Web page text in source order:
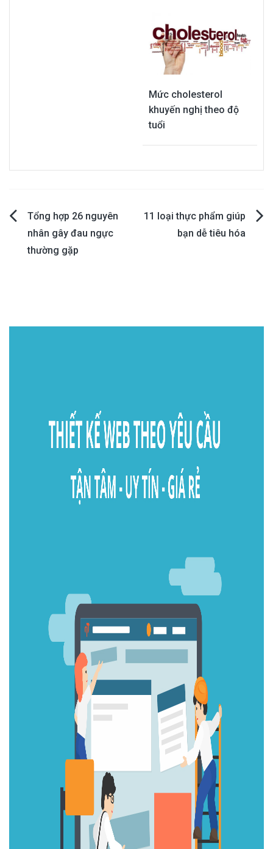
Mức cholesterol
khuyến nghị theo độ
tuổi
Post
navigation
Tổng hợp 26 nguyên
nhân gây đau ngực
thường gặp
11 loại thực phẩm giúp
bạn dễ tiêu hóa